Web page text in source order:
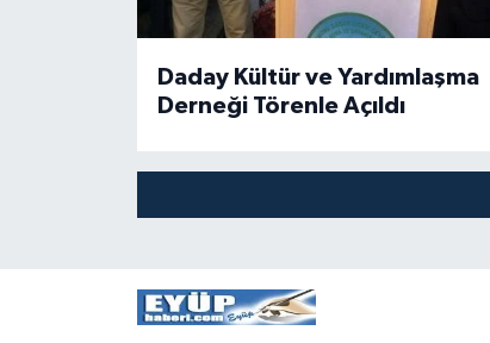
Daday Kültür ve Yardımlaşma
Derneği Törenle Açıldı